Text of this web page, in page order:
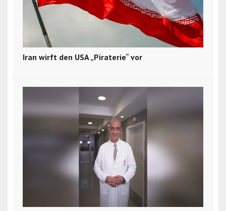
Iran wirft den USA „Piraterie“ vor